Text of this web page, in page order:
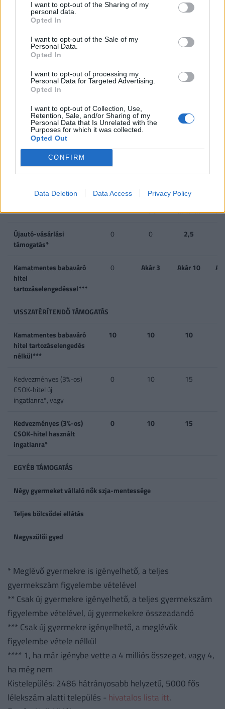
I want to opt-out of the Sharing of my
personal data.
Opted In
I want to opt-out of the Sale of my
Personal Data.
Opted In
I want to opt-out of processing my
Personal Data for Targeted Advertising.
Opted In
I want to opt-out of Collection, Use,
Retention, Sale, and/or Sharing of my
Personal Data that Is Unrelated with the
Purposes for which it was collected.
Opted Out
CONFIRM
Data Deletion Data Access Privacy Policy
CSOK új építésű
CSOK használt ingatlan
kistelepülés)*, vagy
vásárlására, bővítésére
és/vagy
korszerűsítésére
(kistelepülés)*
Jelzáloghitel-
elengedés**
0
Tartozás
fele
Teljes
tartozás
Újautó-vásárlási
támogatás*
0 0 2,5
Kamatmentes babaváró
hitel
tartozáselengedéssel***
0 Akár 3 Akár 10
VISSZATÉRÍTENDŐ TÁMOGATÁS
Kamatmentes babaváró
hitel tartozáselengedés
nélkül***
10 10 10
Kedvezményes (3%-os)
CSOK-hitel új
ingatlanra*, vagy
0 10 15
Kedvezményes (3%-os)
CSOK-hitel használt
ingatlanra*
0 10 15
EGYÉB TÁMOGATÁS
Négy gyermeket vállaló nők szja-mentessége
Teljes bölcsődei ellátás
Nagyszülői gyed
* Meglévő gyermekre is igényelhető, a teljes
gyermekszám figyelembe vételével
** Csak új gyermekre igényelhető, a teljes gyermekszám
figyelembe vételével, új gyermekekre összeadandó
*** Csak új gyermekre igényelhető, a meglévők
figyelembe vétele nélkül
**** 1, ha már igénybe vette a 4 milliós összeget, vagy 4,
ha még nem
Kistelepülés: 2486 hátrányosabb helyzetű, 5000 fős
lélekszám alatti település - hivatalos lista itt.